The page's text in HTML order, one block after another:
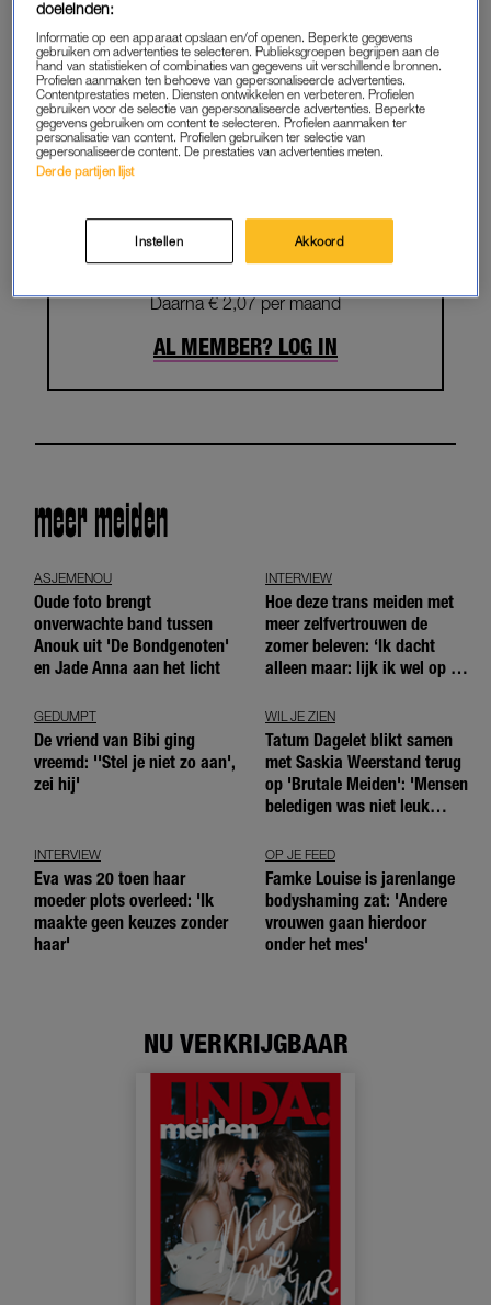
De chillste deals: win een e-reader of
elektrische fiets
Lees LINDA.meiden online
Geen gedoe: iedere maand
opzegbaar
START GRATIS
Daarna € 2,07 per maand
AL MEMBER? LOG IN
meer meiden
ASJEMENOU
Oude foto brengt
onverwachte band tussen
Anouk uit 'De Bondgenoten'
en Jade Anna aan het licht
INTERVIEW
Hoe deze trans meiden met
meer zelfvertrouwen de
zomer beleven: ‘Ik dacht
alleen maar: lijk ik wel op de
GEDUMPT
De vriend van Bibi ging
vreemd: ''Stel je niet zo aan',
zei hij'
WIL JE ZIEN
Tatum Dagelet blikt samen
met Saskia Weerstand terug
op 'Brutale Meiden': 'Mensen
beledigen was niet leuk
INTERVIEW
Eva was 20 toen haar
moeder plots overleed: 'Ik
maakte geen keuzes zonder
haar'
OP JE FEED
Famke Louise is jarenlange
bodyshaming zat: 'Andere
vrouwen gaan hierdoor
onder het mes'
NU VERKRIJGBAAR
doeleinden:
Informatie op een apparaat opslaan en/of openen. Beperkte gegevens
gebruiken om advertenties te selecteren. Publieksgroepen begrijpen aan de
hand van statistieken of combinaties van gegevens uit verschillende bronnen.
Profielen aanmaken ten behoeve van gepersonaliseerde advertenties.
Contentprestaties meten. Diensten ontwikkelen en verbeteren. Profielen
gebruiken voor de selectie van gepersonaliseerde advertenties. Beperkte
gegevens gebruiken om content te selecteren. Profielen aanmaken ter
personalisatie van content. Profielen gebruiken ter selectie van
gepersonaliseerde content. De prestaties van advertenties meten.
Derde partijen lijst
Instellen Akkoord